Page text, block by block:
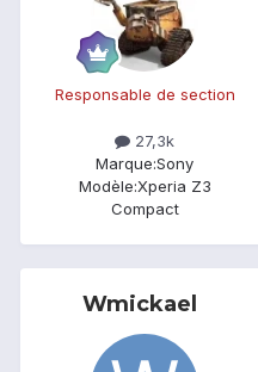
Responsable de section
27,3k
Marque:Sony
Modèle:Xperia Z3
Compact
Wmickael